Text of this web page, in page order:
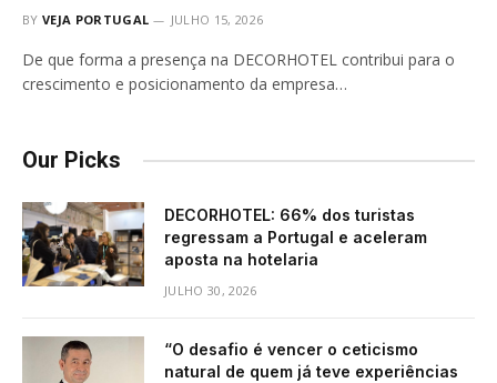
BY VEJA PORTUGAL JULHO 15, 2026
De que forma a presença na DECORHOTEL contribui para o
crescimento e posicionamento da empresa…
Our Picks
DECORHOTEL: 66% dos turistas
regressam a Portugal e aceleram
aposta na hotelaria
JULHO 30, 2026
“O desafio é vencer o ceticismo
natural de quem já teve experiências